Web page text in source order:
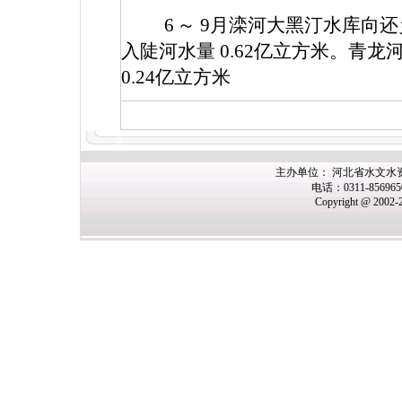
6 ～ 9月滦河大黑汀水库向
入陡河水量 0.62亿立方米。青龙
0.24亿立方米
主办单位： 河北省水文水
电话：0311-
Copyright @ 2002-